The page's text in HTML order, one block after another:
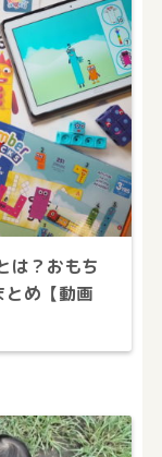
は？おもち
め【動画